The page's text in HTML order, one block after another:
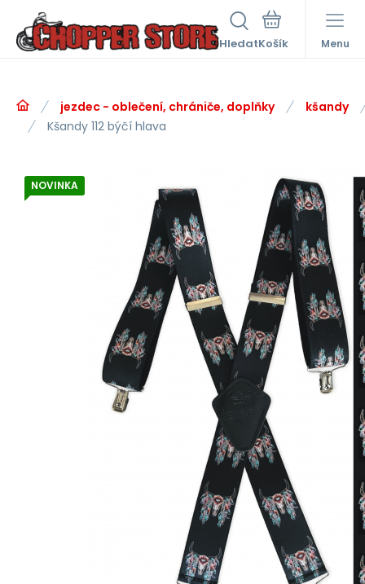
Hledat Menu
jezdec - oblečení, chrániče, doplňky
kšandy
Kšandy 112 býčí hlava
NOVINKA